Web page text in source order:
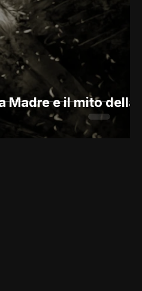
Madre e il mito della